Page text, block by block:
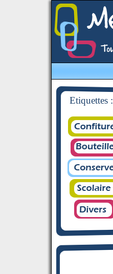
Etiquettes :